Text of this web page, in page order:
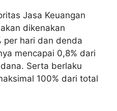
Jasa Keuangan
dikenakan
per hari dan denda
mencapai 0,8% dari
Serta berlaku
100% dari total